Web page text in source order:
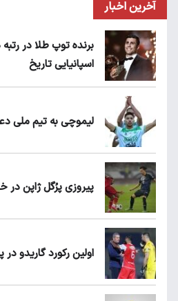
آخرین اخبار
برنده توپ طلا در
اسپانیایی تاریخ
لیموچی به تیم ملی
پیروزی پرُگل ژاپن در
اولین رکورد گاریدو